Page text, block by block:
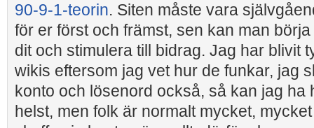
90-9-1-teorin. Siten måste vara
för er först och främst, sen kan man
dit och stimulera till bidrag. Jag har blivit
wikis eftersom jag vet hur de funkar, jag
konto och lösenord också, så kan jag ha
helst, men folk är normalt mycket,